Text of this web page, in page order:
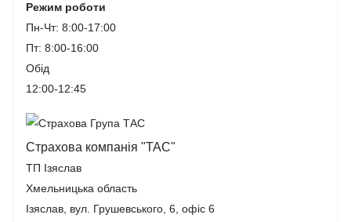
Режим роботи
Пн-Чт: 8:00-17:00
Пт: 8:00-16:00
Обід
12:00-12:45
Страхова компанія "ТАС"
ТП Ізяслав
Хмельницька область
Ізяслав, вул. Грушевського, 6, офіс 6